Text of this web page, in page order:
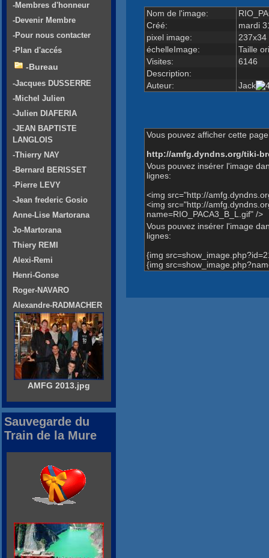
Nom de l'image:
Créé:
mardi
pixel image:
237x34
échelleImage:
Taille
Visites:
6146
Description:
Auteur:
Jack
Vous pouvez afficher cette
http://amfg.dyndns.org/tiki-
Vous pouvez insérer l'image
lignes:
<img src="http://
<img src="http://
name=RIO_PACA3_B_L.gif" />
Vous pouvez insérer l'image
lignes:
{img
{img
-Membres d'honneur
-Devenir Membre
-Pour nous contacter
-Plan d'accés
-Bureau
-Jacques DUSSERRE
-Michel Julien
-Julien DIAFERIA
-JEAN BAPTISTE
LANGLOIS
-Thierry NAY
-Bernard BERISSET
-Pierre LEVY
-Jean frederic Gosio
Anne-Lise Martorana
Jo-Martorana
Thiery REMI
Alexi-Remi
Henri-Gonse
Roger-NAVARO
Alexandre-RADMACHER
AMFG 2013.jpg
Sauvegarde du
Train de la Mure